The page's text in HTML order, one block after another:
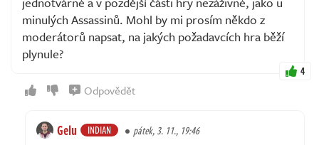
minulých Assassinů. Mohl by mi prosím někdo z
moderátorů napsat, na jakých požadavcích hra běží
plynule?
4
Odpovědět
Gelu INDIAN pátek, 3. 11., 19:46